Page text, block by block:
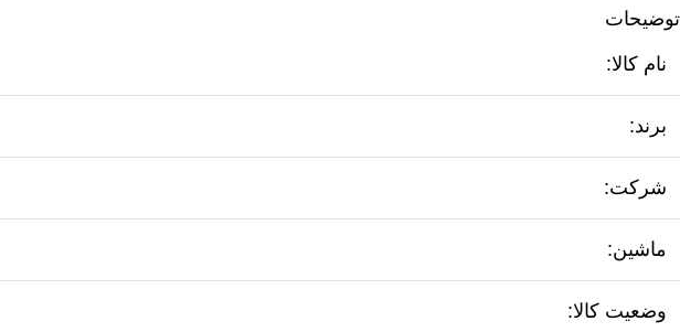
توضیحات
نام کالا:
برند:
شرکت:
ماشین:
وضعیت کالا: